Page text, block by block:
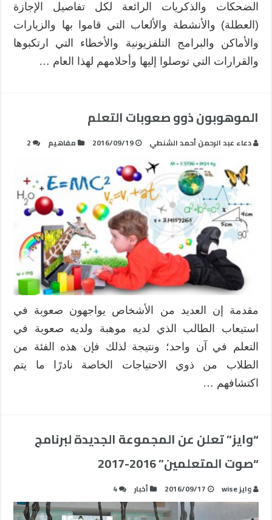
الضحكات والذكريات الرائعة لكل تفاصيل الإجازة
(العطلة) والأنشطة والألعاب التي قاموا بها والزيارات
والأماكن والبرامج التلفزيونية والأخطاء التي ارتكبوها
والقرارات التي توصلوا إليها وأحلامهم لهذا العام …
الموهوبون ذوو صعوبات التعلم
دعاء عبد الرحمن أحمد الشنطي 2016/09/19 مفاهيم 2
مقدمة إن العديد من الأشخاص يواجهون صعوبة في
استيعاب الطالب الذي لديه موهبة ولديه صعوبة في
التعلم في آن واحد؛ ونتيجة لذلك فإن هذه الفئة من
الطلاب من ذوي الاحتياجات الخاصة نادرًا ما يتم
اكتشافهم …
“وايز” تعلن عن المجموعة الجديدة لبرنامج
“صوت المتعلمين” 2016-2017
وايز wise 2016/09/17 أخبار 4